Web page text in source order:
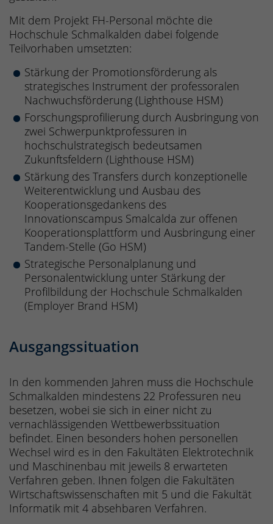
Mit dem Projekt FH-Personal möchte die
Hochschule Schmalkalden dabei folgende
Teilvorhaben umsetzten:
Stärkung der Promotionsförderung als
strategisches Instrument der professoralen
Nachwuchsförderung (Lighthouse HSM)
Forschungsprofilierung durch Ausbringung von
zwei Schwerpunktprofessuren in
hochschulstrategisch bedeutsamen
Zukunftsfeldern (Lighthouse HSM)
Stärkung des Transfers durch konzeptionelle
Weiterentwicklung und Ausbau des
Kooperationsgedankens des
Innovationscampus Smalcalda zur offenen
Kooperationsplattform und Ausbringung einer
Tandem-Stelle (Go HSM)
Strategische Personalplanung und
Personalentwicklung unter Stärkung der
Profilbildung der Hochschule Schmalkalden
(Employer Brand HSM)
Ausgangssituation
In den kommenden Jahren muss die Hochschule
Schmalkalden mindestens 22 Professuren neu
besetzen, wobei sie sich in einer nicht zu
vernachlässigenden Wettbewerbssituation
befindet. Einen besonders hohen personellen
Wechsel wird es in den Fakultäten Elektrotechnik
und Maschinenbau mit jeweils 8 erwarteten
Verfahren geben. Ihnen folgen die Fakultäten
Wirtschaftswissenschaften mit 5 und die Fakultät
Informatik mit 4 absehbaren Verfahren.